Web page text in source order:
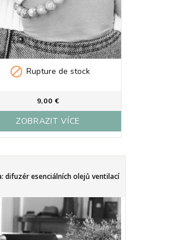
 Rupture de stock
9,00 €
ZOBRAZIT VÍCE
difuzér esenciálních olejů ventilací